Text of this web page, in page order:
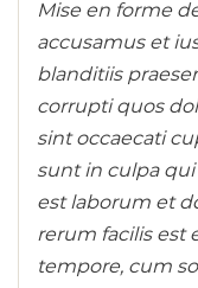
Mise en forme
accusamus et
blanditiis
corrupti quos
sint occaecati
sunt in culpa
est laborum et
rerum facilis est
tempore, cum